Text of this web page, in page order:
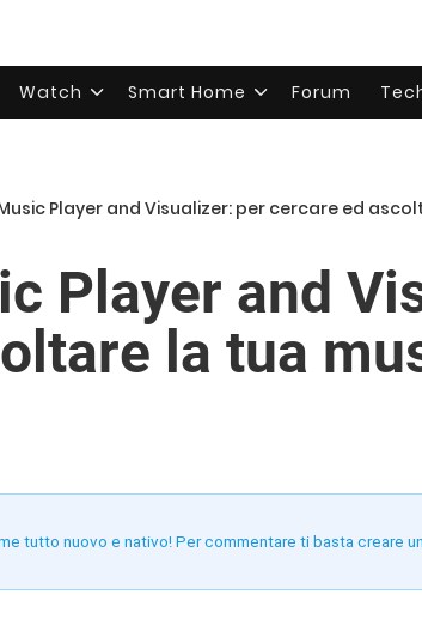
Watch Smart Home Forum
Player and Visualizer: per cercare ed
Player and
la tua
tutto nuovo e nativo! Per commentare ti basta creare